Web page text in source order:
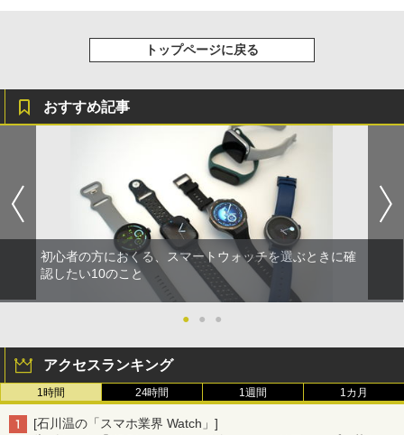
トップページに戻る
おすすめ記事
初心者の方におくる、スマートウォッチを選ぶときに確
認したい10のこと
● ● ●
アクセスランキング
1時間 24時間 1週間 1カ月
[石川温の「スマホ業界 Watch」]